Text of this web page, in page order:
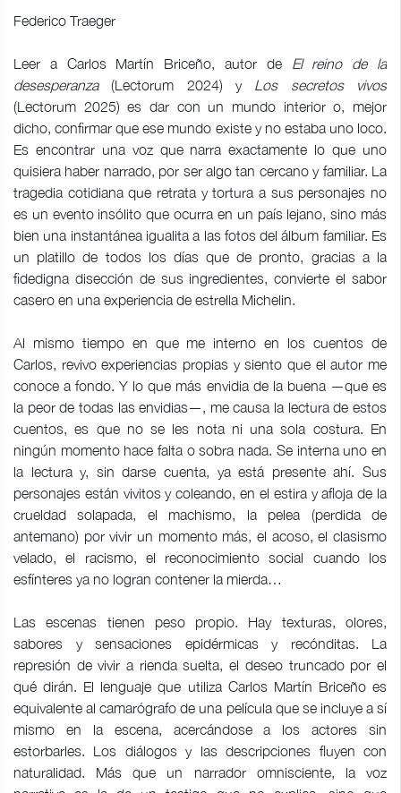
Federico Traeger
Leer a Carlos Martín Briceño, autor de El reino de la
desesperanza(Lectorum 2024) y Los secretos vivos
(Lectorum 2025) es dar con un mundo interior o, mejor
dicho, confirmar que ese mundo existe y no estaba uno loco.
Es encontrar una voz que narra exactamente lo que uno
quisiera haber narrado, por ser algo tan cercano y familiar. La
tragedia cotidiana que retrata y tortura a sus personajes no
es un evento insólito que ocurra en un país lejano, sino más
bien una instantánea igualita a las fotos del álbum familiar. Es
un platillo de todos los días que de pronto, gracias a la
fidedigna disección de sus ingredientes, convierte el sabor
casero en una experiencia de estrella Michelin.
Al mismo tiempo en que me interno en los cuentos de
Carlos, revivo experiencias propias y siento que el autor me
conoce a fondo. Y lo que más envidia de la buena —que es
la peor de todas las envidias—, me causa la lectura de estos
cuentos, es que no se les nota ni una sola costura. En
ningún momento hace falta o sobra nada. Se interna uno en
la lectura y, sin darse cuenta, ya está presente ahí. Sus
personajes están vivitos y coleando, en el estira y afloja de la
crueldad solapada, el machismo, la pelea (perdida de
antemano) por vivir un momento más, el acoso, el clasismo
velado, el racismo, el reconocimiento social cuando los
esfínteres ya no logran contener la mierda…
Las escenas tienen peso propio. Hay texturas, olores,
sabores y sensaciones epidérmicas y recónditas. La
represión de vivir a rienda suelta, el deseo truncado por el
qué dirán. El lenguaje que utiliza Carlos Martín Briceño es
equivalente al camarógrafo de una película que se incluye a sí
mismo en la escena, acercándose a los actores sin
estorbarles. Los diálogos y las descripciones fluyen con
naturalidad. Más que un narrador omnisciente, la voz